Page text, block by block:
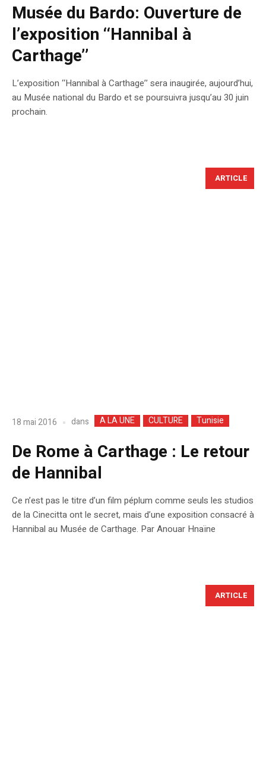
Musée du Bardo: Ouverture de
l’exposition ‘‘Hannibal à
Carthage’’
L’exposition ‘‘Hannibal à Carthage’’ sera inaugirée, aujourd’hui,
au Musée national du Bardo et se poursuivra jusqu’au 30 juin
prochain.
ARTICLE
18 mai 2016 dans A LA UNE CULTURE Tunisie
De Rome à Carthage : Le retour
de Hannibal
Ce n’est pas le titre d’un film péplum comme seuls les studios
de la Cinecitta ont le secret, mais d’une exposition consacré à
Hannibal au Musée de Carthage. Par Anouar Hnaïne
ARTICLE